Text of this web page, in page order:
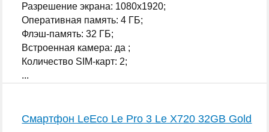
Разрешение экрана: 1080x1920;
Оперативная память: 4 ГБ;
Флэш-память: 32 ГБ;
Встроенная камера: да ;
Количество SIM-карт: 2;
...
Смартфон LeEco Le Pro 3 Le X720 32GB Gold